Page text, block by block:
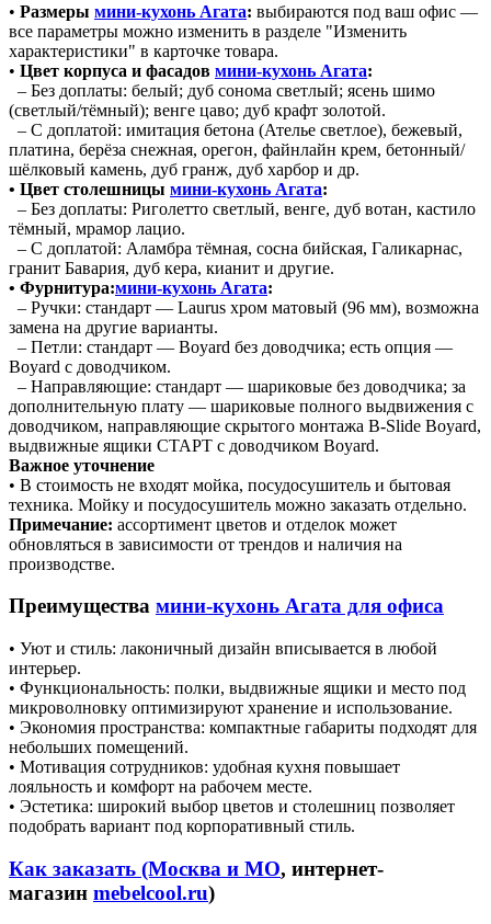
• Размеры мини-кухонь Агата: выбираются под ваш офис —
все параметры можно изменить в разделе "Изменить
характеристики" в карточке товара.
• Цвет корпуса и фасадов мини-кухонь Агата:
– Без доплаты: белый; дуб сонома светлый; ясень шимо
(светлый/тёмный); венге цаво; дуб крафт золотой.
– С доплатой: имитация бетона (Ателье светлое), бежевый,
платина, берёза снежная, орегон, файнлайн крем, бетонный/
шёлковый камень, дуб гранж, дуб харбор и др.
• Цвет столешницы мини-кухонь Агата:
– Без доплаты: Риголетто светлый, венге, дуб вотан, кастило
тёмный, мрамор лацио.
– С доплатой: Аламбра тёмная, сосна бийская, Галикарнас,
гранит Бавария, дуб кера, кианит и другие.
• Фурнитура:мини-кухонь Агата:
– Ручки: стандарт — Laurus хром матовый (96 мм), возможна
замена на другие варианты.
– Петли: стандарт — Boyard без доводчика; есть опция —
Boyard с доводчиком.
– Направляющие: стандарт — шариковые без доводчика; за
дополнительную плату — шариковые полного выдвижения с
доводчиком, направляющие скрытого монтажа B-Slide Boyard,
выдвижные ящики СТАРТ с доводчиком Boyard.
Важное уточнение
• В стоимость не входят мойка, посудосушитель и бытовая
техника. Мойку и посудосушитель можно заказать отдельно.
Примечание: ассортимент цветов и отделок может
обновляться в зависимости от трендов и наличия на
производстве.
Преимущества мини-кухонь Агата для офиса
• Уют и стиль: лаконичный дизайн вписывается в любой
интерьер.
• Функциональность: полки, выдвижные ящики и место под
микроволновку оптимизируют хранение и использование.
• Экономия пространства: компактные габариты подходят для
небольших помещений.
• Мотивация сотрудников: удобная кухня повышает
лояльность и комфорт на рабочем месте.
• Эстетика: широкий выбор цветов и столешниц позволяет
подобрать вариант под корпоративный стиль.
Как заказать (Москва и МО, интернет-
магазин mebelcool.ru)